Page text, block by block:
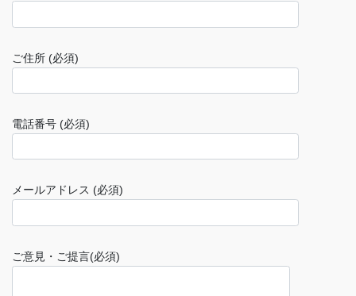
ご住所 (必須)
電話番号 (必須)
メールアドレス (必須)
ご意見・ご提言(必須)